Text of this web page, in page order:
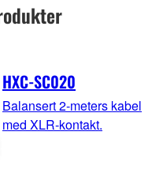
HXC-SC020
Balansert 2-meters kabel
med XLR-kontakt.